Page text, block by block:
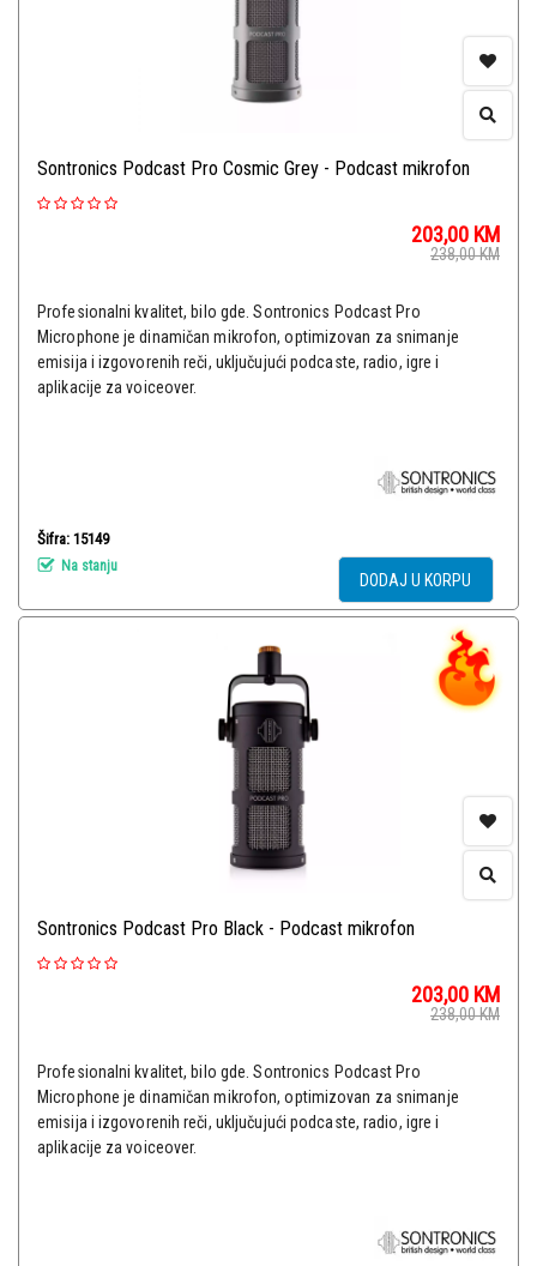
Sontronics Podcast Pro Cosmic Grey - Podcast mikrofon
203,00 KM
238,00KM
Profesionalni kvalitet, bilo gde. Sontronics Podcast Pro
Microphone je dinamičan mikrofon, optimizovan za snimanje
emisija i izgovorenih reči, uključujući podcaste, radio, igre i
aplikacije za voiceover.
Šifra: 15149
Na stanju
DODAJ U KORPU
Sontronics Podcast Pro Black - Podcast mikrofon
203,00 KM
238,00KM
Profesionalni kvalitet, bilo gde. Sontronics Podcast Pro
Microphone je dinamičan mikrofon, optimizovan za snimanje
emisija i izgovorenih reči, uključujući podcaste, radio, igre i
aplikacije za voiceover.